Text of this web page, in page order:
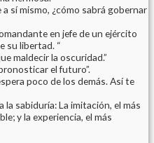
sí mismo, ¿cómo sabrá gobernar
en jefe de un ejército
su libertad. “
maldecir la oscuridad.”
el futuro”.
poco de los demás. Así te
la sabiduría: La imitación, el más
y la experiencia, el más